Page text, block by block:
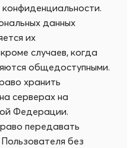
данных
их
случаев, когда
общедоступными.
хранить
серверах на
Федерации.
передавать
без